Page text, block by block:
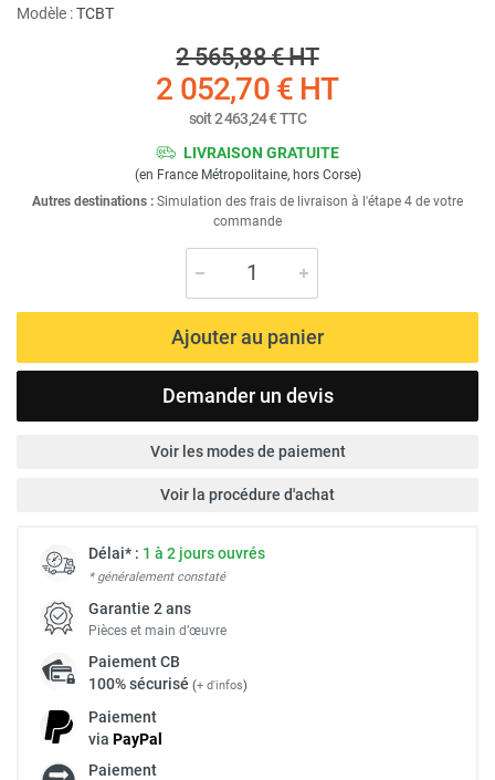
Modèle :TCBT
2 565,88 €HT
2 052,70 € HT
soit2 463,24 €TTC
LIVRAISON GRATUITE
(en France Métropolitaine, hors Corse)
Autres destinations : Simulation des frais de livraison à l'étape 4 de votre
commande
Ajouter au panier
Demander un devis
Voir les modes de paiement
Voir la procédure d'achat
Délai* : 1 à 2 jours ouvrés
* généralement constaté
Garantie 2 ans
Pièces et main d’œuvre
PaiementCB
100% sécurisé (+ d'infos)
Paiement
via PayPal
Paiement